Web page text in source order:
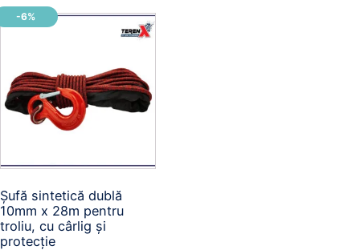
-6%
Șufă sintetică dublă
10mm x 28m pentru
troliu, cu cârlig și
protecție